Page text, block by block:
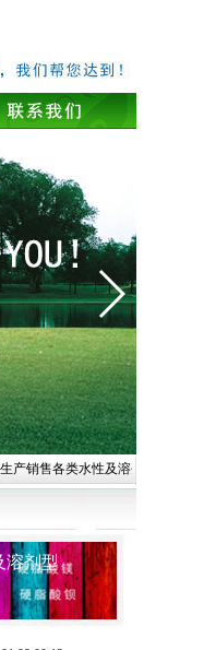
销售各类水性及溶剂型
型:丙烯酸树脂、氨基